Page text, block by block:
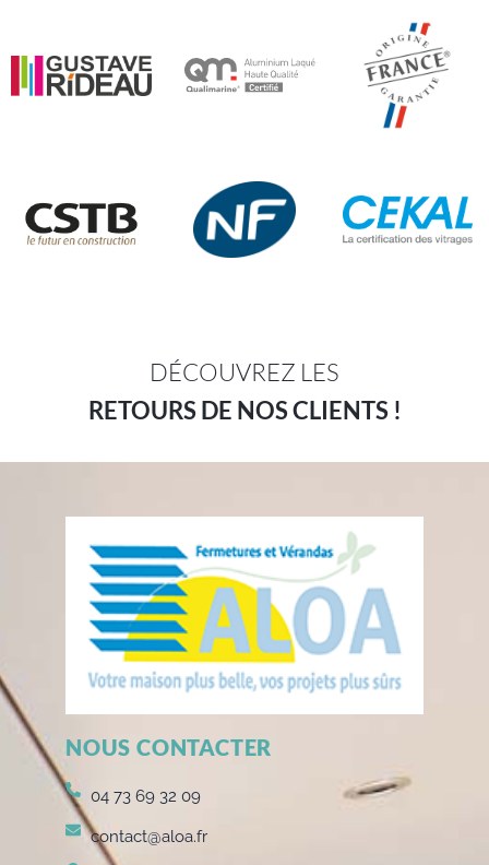
DÉCOUVREZ LES
RETOURS DE NOS CLIENTS !
NOUS CONTACTER
04 73 69 32 09
contact@aloa.fr